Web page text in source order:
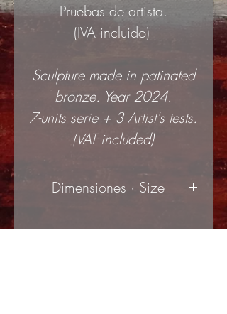
Pruebas de artista.
(IVA incluido)
Sculpture made in patinated
bronze. Year 2024.
7-units serie + 3 Artist's tests.
(VAT included)
Dimensiones · Size